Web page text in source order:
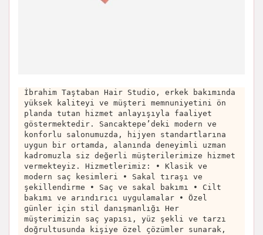
İbrahim Taştaban Hair Studio, erkek bakımında
yüksek kaliteyi ve müşteri memnuniyetini ön
planda tutan hizmet anlayışıyla faaliyet
göstermektedir. Sancaktepe’deki modern ve
konforlu salonumuzda, hijyen standartlarına
uygun bir ortamda, alanında deneyimli uzman
kadromuzla siz değerli müşterilerimize hizmet
vermekteyiz. Hizmetlerimiz: • Klasik ve
modern saç kesimleri • Sakal tıraşı ve
şekillendirme • Saç ve sakal bakımı • Cilt
bakımı ve arındırıcı uygulamalar • Özel
günler için stil danışmanlığı Her
müşterimizin saç yapısı, yüz şekli ve tarzı
doğrultusunda kişiye özel çözümler sunarak,